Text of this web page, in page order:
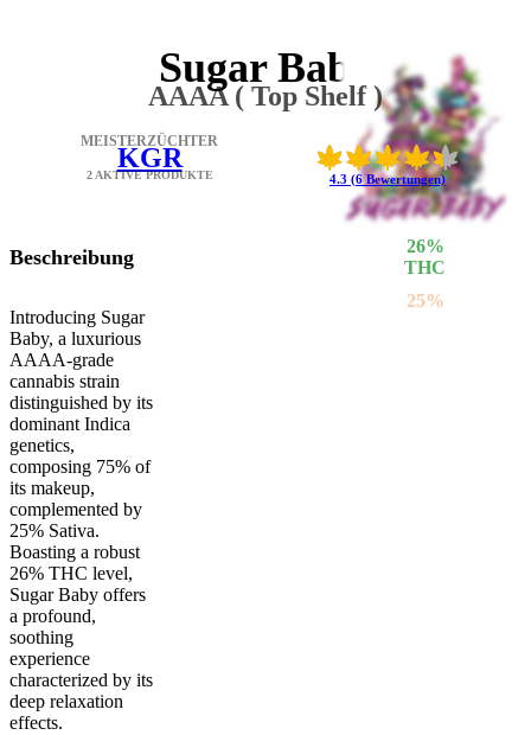
26%
THC
25%
Sugar Baby
AAAA ( Top Shelf )
4.3 (6 Bewertungen)
MEISTERZÜCHTER
KGR
2 AKTIVE PRODUKTE
Beschreibung
Introducing Sugar
Baby, a luxurious
AAAA-grade
cannabis strain
distinguished by its
dominant Indica
genetics,
composing 75% of
its makeup,
complemented by
25% Sativa.
Boasting a robust
26% THC level,
Sugar Baby offers
a profound,
soothing
experience
characterized by its
deep relaxation
effects.